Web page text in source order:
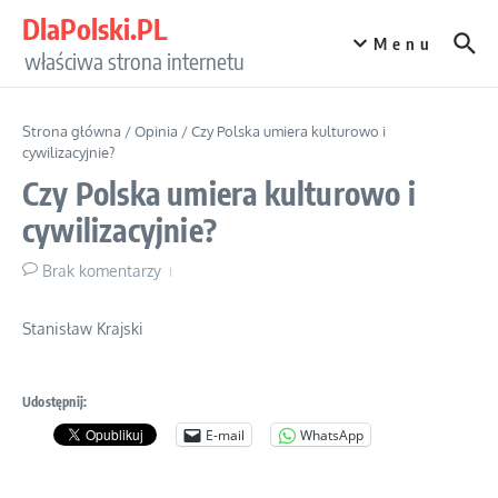
DlaPolski.PL
właściwa strona internetu
Menu
Strona główna /Opinia /Czy Polska umiera kulturowo i
cywilizacyjnie?
Czy Polska umiera kulturowo i
cywilizacyjnie?
Brak komentarzy
Stanisław Krajski
Udostępnij:
E-mail WhatsApp